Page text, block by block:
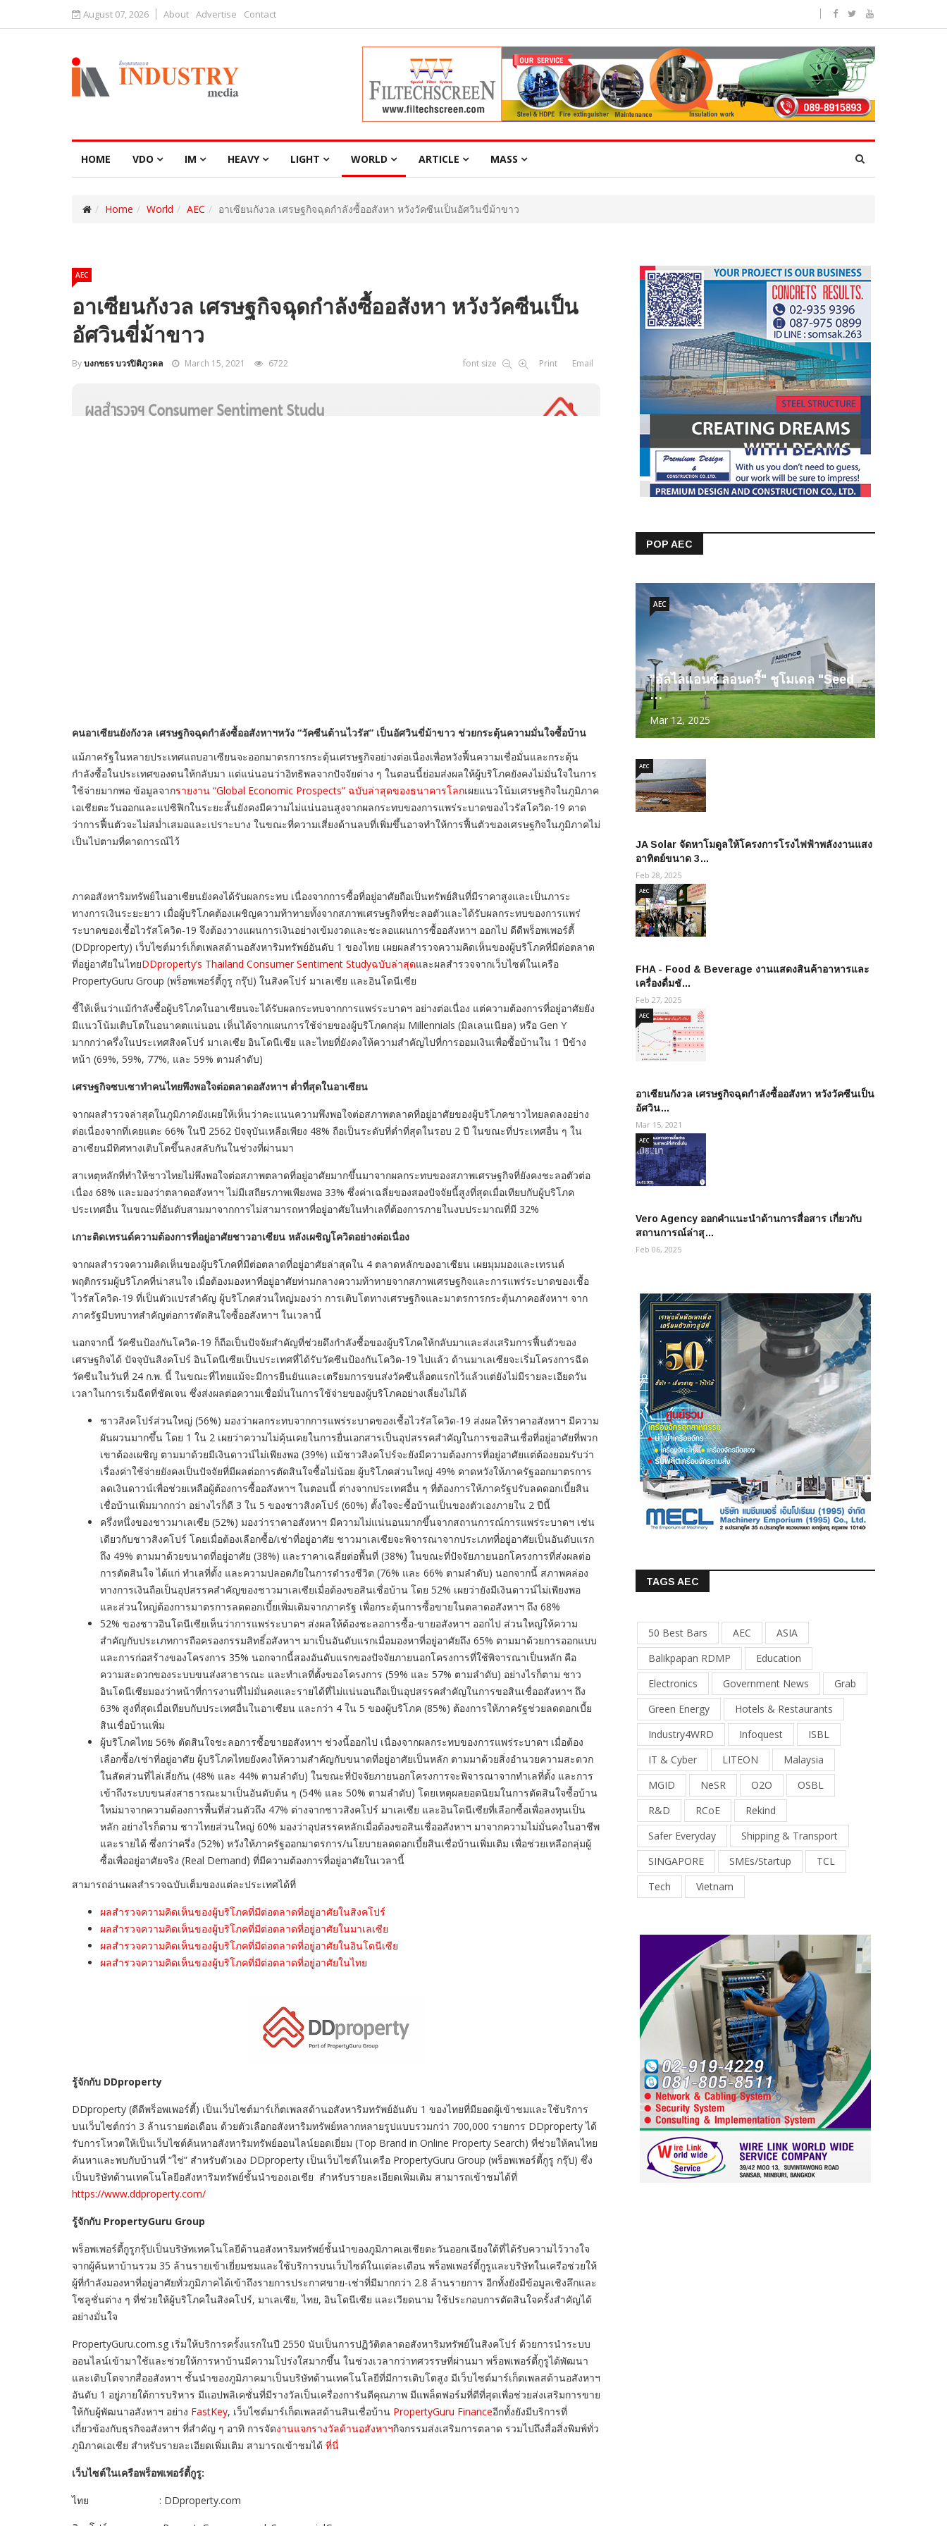
August 07, 2026 About Advertise Contact
HOME VDO IM HEAVY LIGHT WORLD ARTICLE MASS
Home World AEC อาเซียนกังวล เศรษฐกิจฉุดกำลังซื้ออสังหา หวังวัคซีนเป็นอัศวินขี่ม้าขาว
AEC
อาเซียนกังวล เศรษฐกิจฉุดกำลังซื้ออสังหา หวังวัคซีนเป็น
อัศวินขี่ม้าขาว
Byบงกชธร บวรปิติภูวดล March 15, 2021 6722 font size Print Email
คนอาเซียนยังกังวล เศรษฐกิจฉุดกำลังซื้ออสังหาฯหวัง “วัคซีนต้านไวรัส” เป็นอัศวินขี่ม้าขาว ช่วยกระตุ้นความมั่นใจซื้อบ้าน
แม้ภาครัฐในหลายประเทศแถบอาเซียนจะออกมาตรการกระตุ้นเศรษฐกิจอย่างต่อเนื่องเพื่อหวังฟื้นความเชื่อมั่นและกระตุ้น
กำลังซื้อในประเทศของตนให้กลับมา แต่แน่นอนว่าอิทธิพลจากปัจจัยต่าง ๆ ในตอนนี้ย่อมส่งผลให้ผู้บริโภคยังคงไม่มั่นใจในการ
ใช้จ่ายมากพอ ข้อมูลจากรายงาน “Global Economic Prospects” ฉบับล่าสุดของธนาคารโลกเผยแนวโน้มเศรษฐกิจในภูมิภาค
เอเชียตะวันออกและแปซิฟิกในระยะสั้นยังคงมีความไม่แน่นอนสูงจากผลกระทบของการแพร่ระบาดของไวรัสโควิด-19 คาด
ว่าการฟื้นตัวจะไม่สม่ำเสมอและเปราะบาง ในขณะที่ความเสี่ยงด้านลบที่เพิ่มขึ้นอาจทำให้การฟื้นตัวของเศรษฐกิจในภูมิภาคไม่
เป็นไปตามที่คาดการณ์ไว้
ภาคอสังหาริมทรัพย์ในอาเซียนยังคงได้รับผลกระทบ เนื่องจากการซื้อที่อยู่อาศัยถือเป็นทรัพย์สินที่มีราคาสูงและเป็นภาระ
ทางการเงินระยะยาว เมื่อผู้บริโภคต้องเผชิญความท้าทายทั้งจากสภาพเศรษฐกิจที่ชะลอตัวและได้รับผลกระทบของการแพร่
ระบาดของเชื้อไวรัสโควิด-19 จึงต้องวางแผนการเงินอย่างเข้มงวดและชะลอแผนการซื้ออสังหาฯ ออกไป ดีดีพร็อพเพอร์ตี้
(DDproperty) เว็บไซต์มาร์เก็ตเพลสด้านอสังหาริมทรัพย์อันดับ 1 ของไทย เผยผลสำรวจความคิดเห็นของผู้บริโภคที่มีต่อตลาด
ที่อยู่อาศัยในไทยDDproperty’s Thailand Consumer Sentiment Studyฉบับล่าสุดและผลสำรวจจากเว็บไซต์ในเครือ
PropertyGuru Group (พร็อพเพอร์ตี้กูรู กรุ๊ป) ในสิงคโปร์ มาเลเซีย และอินโดนีเซีย
ชี้ให้เห็นว่าแม้กำลังซื้อผู้บริโภคในอาเซียนจะได้รับผลกระทบจากการแพร่ระบาดฯ อย่างต่อเนื่อง แต่ความต้องการที่อยู่อาศัยยัง
มีแนวโน้มเติบโตในอนาคตแน่นอน เห็นได้จากแผนการใช้จ่ายของผู้บริโภคกลุ่ม Millennials (มิลเลนเนียล) หรือ Gen Y
มากกว่าครึ่งในประเทศสิงคโปร์ มาเลเซีย อินโดนีเซีย และไทยที่ยังคงให้ความสำคัญไปที่การออมเงินเพื่อซื้อบ้านใน 1 ปีข้าง
หน้า (69%, 59%, 77%, และ 59% ตามลำดับ)
เศรษฐกิจซบเซาทำคนไทยพึงพอใจต่อตลาดอสังหาฯ ต่ำที่สุดในอาเซียน
จากผลสำรวจล่าสุดในภูมิภาคยังเผยให้เห็นว่าคะแนนความพึงพอใจต่อสภาพตลาดที่อยู่อาศัยของผู้บริโภคชาวไทยลดลงอย่าง
ต่อเนื่องจากที่เคยแตะ 66% ในปี 2562 ปัจจุบันเหลือเพียง 48% ถือเป็นระดับที่ต่ำที่สุดในรอบ 2 ปี ในขณะที่ประเทศอื่น ๆ ใน
อาเซียนมีทิศทางเติบโตขึ้นลงสลับกันในช่วงที่ผ่านมา
สาเหตุหลักที่ทำให้ชาวไทยไม่พึงพอใจต่อสภาพตลาดที่อยู่อาศัยมากขึ้นมาจากผลกระทบของสภาพเศรษฐกิจที่ยังคงชะลอตัวต่อ
เนื่อง 68% และมองว่าตลาดอสังหาฯ ไม่มีเสถียรภาพเพียงพอ 33% ซึ่งค่าเฉลี่ยของสองปัจจัยนี้สูงที่สุดเมื่อเทียบกับผู้บริโภค
ประเทศอื่น ในขณะที่อันดับสามมาจากการไม่สามารถหาที่อยู่อาศัยในทำเลที่ต้องการภายในงบประมาณที่มี 32%
เกาะติดเทรนด์ความต้องการที่อยู่อาศัยชาวอาเซียน หลังเผชิญโควิดอย่างต่อเนื่อง
จากผลสำรวจความคิดเห็นของผู้บริโภคที่มีต่อตลาดที่อยู่อาศัยล่าสุดใน 4 ตลาดหลักของอาเซียน เผยมุมมองและเทรนด์
พฤติกรรมผู้บริโภคที่น่าสนใจ เมื่อต้องมองหาที่อยู่อาศัยท่ามกลางความท้าทายจากสภาพเศรษฐกิจและการแพร่ระบาดของเชื้อ
ไวรัสโควิด-19 ที่เป็นตัวแปรสำคัญ ผู้บริโภคส่วนใหญ่มองว่า การเติบโตทางเศรษฐกิจและมาตรการกระตุ้นภาคอสังหาฯ จาก
ภาครัฐมีบทบาทสำคัญต่อการตัดสินใจซื้ออสังหาฯ ในเวลานี้
นอกจากนี้ วัคซีนป้องกันโควิด-19 ก็ถือเป็นปัจจัยสำคัญที่ช่วยดึงกำลังซื้อของผู้บริโภคให้กลับมาและส่งเสริมการฟื้นตัวของ
เศรษฐกิจได้ ปัจจุบันสิงคโปร์ อินโดนีเซียเป็นประเทศที่ได้รับวัคซีนป้องกันโควิด-19 ไปแล้ว ด้านมาเลเซียจะเริ่มโครงการฉีด
วัคซีนในวันที่ 24 ก.พ. นี้ ในขณะที่ไทยแม้จะมีการยืนยันและเตรียมการขนส่งวัคซีนล็อตแรกไว้แล้วแต่ยังไม่มีรายละเอียดวัน
เวลาในการเริ่มฉีดที่ชัดเจน ซึ่งส่งผลต่อความเชื่อมั่นในการใช้จ่ายของผู้บริโภคอย่างเลี่ยงไม่ได้
ชาวสิงคโปร์ส่วนใหญ่ (56%) มองว่าผลกระทบจากการแพร่ระบาดของเชื้อไวรัสโควิด-19 ส่งผลให้ราคาอสังหาฯ มีความ
ผันผวนมากขึ้น โดย 1 ใน 2 เผยว่าความไม่คุ้นเคยในการยื่นเอกสารเป็นอุปสรรคสำคัญในการขอสินเชื่อที่อยู่อาศัยที่พวก
เขาต้องเผชิญ ตามมาด้วยมีเงินดาวน์ไม่เพียงพอ (39%) แม้ชาวสิงคโปร์จะยังมีความต้องการที่อยู่อาศัยแต่ต้องยอมรับว่า
เรื่องค่าใช้จ่ายยังคงเป็นปัจจัยที่มีผลต่อการตัดสินใจซื้อไม่น้อย ผู้บริโภคส่วนใหญ่ 49% คาดหวังให้ภาครัฐออกมาตรการ
ลดเงินดาวน์เพื่อช่วยเหลือผู้ต้องการซื้ออสังหาฯ ในตอนนี้ ต่างจากประเทศอื่น ๆ ที่ต้องการให้ภาครัฐปรับลดดอกเบี้ยสิน
เชื่อบ้านเพิ่มมากกว่า อย่างไรก็ดี 3 ใน 5 ของชาวสิงคโปร์ (60%) ตั้งใจจะซื้อบ้านเป็นของตัวเองภายใน 2 ปีนี้
ครึ่งหนึ่งของชาวมาเลเซีย (52%) มองว่าราคาอสังหาฯ มีความไม่แน่นอนมากขึ้นจากสถานการณ์การแพร่ระบาดฯ เช่น
เดียวกับชาวสิงคโปร์ โดยเมื่อต้องเลือกซื้อ/เช่าที่อยู่อาศัย ชาวมาเลเซียจะพิจารณาจากประเภทที่อยู่อาศัยเป็นอันดับแรก
ถึง 49% ตามมาด้วยขนาดที่อยู่อาศัย (38%) และราคาเฉลี่ยต่อพื้นที่ (38%) ในขณะที่ปัจจัยภายนอกโครงการที่ส่งผลต่อ
การตัดสินใจ ได้แก่ ทำเลที่ตั้ง และความปลอดภัยในการดำรงชีวิต (76% และ 66% ตามลำดับ) นอกจากนี้ สภาพคล่อง
ทางการเงินถือเป็นอุปสรรคสำคัญของชาวมาเลเซียเมื่อต้องขอสินเชื่อบ้าน โดย 52% เผยว่ายังมีเงินดาวน์ไม่เพียงพอ
และส่วนใหญ่ต้องการมาตรการลดดอกเบี้ยเพิ่มเติมจากภาครัฐ เพื่อกระตุ้นการซื้อขายในตลาดอสังหาฯ ถึง 68%
52% ของชาวอินโดนีเซียเห็นว่าการแพร่ระบาดฯ ส่งผลให้ต้องชะลอการซื้อ-ขายอสังหาฯ ออกไป ส่วนใหญ่ให้ความ
สำคัญกับประเภทการถือครองกรรมสิทธิ์อสังหาฯ มาเป็นอันดับแรกเมื่อมองหาที่อยู่อาศัยถึง 65% ตามมาด้วยการออกแบบ
และการก่อสร้างของโครงการ 35% นอกจากนี้สองอันดับแรกของปัจจัยภายนอกโครงการที่ใช้พิจารณาเป็นหลัก คือ
ความสะดวกของระบบขนส่งสาธารณะ และทำเลที่ตั้งของโครงการ (59% และ 57% ตามลำดับ) อย่างไรก็ตาม ชาว
อินโดนีเซียมองว่าหน้าที่การงานที่ไม่มั่นคงและรายได้ที่ไม่แน่นอนถือเป็นอุปสรรคสำคัญในการขอสินเชื่ออสังหาฯ ถึง
63% สูงที่สุดเมื่อเทียบกับประเทศอื่นในอาเซียน และกว่า 4 ใน 5 ของผู้บริโภค (85%) ต้องการให้ภาครัฐช่วยลดดอกเบี้ย
สินเชื่อบ้านเพิ่ม
ผู้บริโภคไทย 56% ตัดสินใจชะลอการซื้อขายอสังหาฯ ช่วงนี้ออกไป เนื่องจากผลกระทบของการแพร่ระบาดฯ เมื่อต้อง
เลือกซื้อ/เช่าที่อยู่อาศัย ผู้บริโภคไทยยังคงให้ความสำคัญกับขนาดที่อยู่อาศัยเป็นหลัก ตามมาด้วยสิ่งอำนวยความสะดวก
ในสัดส่วนที่ไล่เลี่ยกัน (48% และ 44% ตามลำดับ) ในขณะที่ปัจจัยภายนอกโครงการจะพิจารณาจากทำเลที่ตั้ง และการ
เข้าถึงระบบขนส่งสาธารณะมาเป็นอันดับต้น ๆ (54% และ 50% ตามลำดับ) โดยเหตุผลยอดนิยมในการตัดสินใจซื้อบ้าน
ใหม่มาจากความต้องการพื้นที่ส่วนตัวถึง 47% ต่างจากชาวสิงคโปร์ มาเลเซีย และอินโดนีเซียที่เลือกซื้อเพื่อลงทุนเป็น
หลัก อย่างไรก็ตาม ชาวไทยส่วนใหญ่ 60% มองว่าอุปสรรคหลักเมื่อต้องขอสินเชื่ออสังหาฯ มาจากความไม่มั่นคงในอาชีพ
และรายได้ ซึ่งกว่าครึ่ง (52%) หวังให้ภาครัฐออกมาตรการ/นโยบายลดดอกเบี้ยสินเชื่อบ้านเพิ่มเติม เพื่อช่วยเหลือกลุ่มผู้
ซื้อเพื่ออยู่อาศัยจริง (Real Demand) ที่มีความต้องการที่อยู่อาศัยในเวลานี้
สามารถอ่านผลสำรวจฉบับเต็มของแต่ละประเทศได้ที่
ผลสำรวจความคิดเห็นของผู้บริโภคที่มีต่อตลาดที่อยู่อาศัยในสิงคโปร์
ผลสำรวจความคิดเห็นของผู้บริโภคที่มีต่อตลาดที่อยู่อาศัยในมาเลเซีย
ผลสำรวจความคิดเห็นของผู้บริโภคที่มีต่อตลาดที่อยู่อาศัยในอินโดนีเซีย
ผลสำรวจความคิดเห็นของผู้บริโภคที่มีต่อตลาดที่อยู่อาศัยในไทย
รู้จักกับ DDproperty
DDproperty (ดีดีพร็อพเพอร์ตี้) เป็นเว็บไซต์มาร์เก็ตเพลสด้านอสังหาริมทรัพย์อันดับ 1 ของไทยที่มียอดผู้เข้าชมและใช้บริการ
บนเว็บไซต์กว่า 3 ล้านรายต่อเดือน ด้วยตัวเลือกอสังหาริมทรัพย์หลากหลายรูปแบบรวมกว่า 700,000 รายการ DDproperty ได้
รับการโหวตให้เป็นเว็บไซต์ค้นหาอสังหาริมทรัพย์ออนไลน์ยอดเยี่ยม (Top Brand in Online Property Search) ที่ช่วยให้คนไทย
ค้นหาและพบกับบ้านที่ “ใช่” สำหรับตัวเอง DDproperty เป็นเว็บไซต์ในเครือ PropertyGuru Group (พร็อพเพอร์ตี้กูรู กรุ๊ป) ซึ่ง
เป็นบริษัทด้านเทคโนโลยีอสังหาริมทรัพย์ชั้นนำของเอเชีย สำหรับรายละเอียดเพิ่มเติม สามารถเข้าชมได้ที่
https://www.ddproperty.com/
รู้จักกับ PropertyGuru Group
พร็อพเพอร์ตี้กูรูกรุ๊ปเป็นบริษัทเทคโนโลยีด้านอสังหาริมทรัพย์ชั้นนำของภูมิภาคเอเชียตะวันออกเฉียงใต้ที่ได้รับความไว้วางใจ
จากผู้ค้นหาบ้านรวม 35 ล้านรายเข้าเยี่ยมชมและใช้บริการบนเว็บไซต์ในแต่ละเดือน พร็อพเพอร์ตี้กูรูและบริษัทในเครือช่วยให้
ผู้ที่กำลังมองหาที่อยู่อาศัยทั่วภูมิภาคได้เข้าถึงรายการประกาศขาย-เช่าที่มีมากกว่า 2.8 ล้านรายการ อีกทั้งยังมีข้อมูลเชิงลึกและ
โซลูชั่นต่าง ๆ ที่ช่วยให้ผู้บริโภคในสิงคโปร์, มาเลเซีย, ไทย, อินโดนีเซีย และเวียดนาม ใช้ประกอบการตัดสินใจครั้งสำคัญได้
อย่างมั่นใจ
PropertyGuru.com.sg เริ่มให้บริการครั้งแรกในปี 2550 นับเป็นการปฏิวัติตลาดอสังหาริมทรัพย์ในสิงคโปร์ ด้วยการนำระบบ
ออนไลน์เข้ามาใช้และช่วยให้การหาบ้านมีความโปร่งใสมากขึ้น ในช่วงเวลากว่าทศวรรษที่ผ่านมา พร็อพเพอร์ตี้กูรูได้พัฒนา
และเติบโตจากสื่ออสังหาฯ ชั้นนำของภูมิภาคมาเป็นบริษัทด้านเทคโนโลยีที่มีการเติบโตสูง มีเว็บไซต์มาร์เก็ตเพลสด้านอสังหาฯ
อันดับ 1 อยู่ภายใต้การบริหาร มีแอปพลิเคชั่นที่มีรางวัลเป็นเครื่องการันตีคุณภาพ มีแพล็ตฟอร์มที่ดีที่สุดเพื่อช่วยส่งเสริมการขาย
ให้กับผู้พัฒนาอสังหาฯ อย่าง FastKey, เว็บไซต์มาร์เก็ตเพลสด้านสินเชื่อบ้าน PropertyGuru Financeอีกทั้งยังมีบริการที่
เกี่ยวข้องกับธุรกิจอสังหาฯ ที่สำคัญ ๆ อาทิ การจัดงานแจกรางวัลด้านอสังหาฯกิจกรรมส่งเสริมการตลาด รวมไปถึงสื่อสิ่งพิมพ์ทั่ว
ภูมิภาคเอเชีย สำหรับรายละเอียดเพิ่มเติม สามารถเข้าชมได้ ที่นี่
เว็บไซต์ในเครือพร็อพเพอร์ตี้กูรู:
ไทย : DDproperty.com
POP AEC
"อัลไลแอนซ์ ลอนดรี้" ชูโมเดล "Seed
…
Mar 12, 2025
AEC
JA Solar จัดหาโมดูลให้โครงการโรงไฟฟ้าพลังงานแสง
อาทิตย์ขนาด 3…
AEC
Feb 28, 2025
FHA - Food & Beverage งานแสดงสินค้าอาหารและ
เครื่องดื่มชั…
AEC
Feb 27, 2025
อาเซียนกังวล เศรษฐกิจฉุดกำลังซื้ออสังหา หวังวัคซีนเป็น
อัศวิน…
AEC
Mar 15, 2021
Vero Agency ออกคำแนะนำด้านการสื่อสาร เกี่ยวกับ
สถานการณ์ล่าสุ…
AEC
Feb 06, 2025
TAGS AEC
50 Best Bars AEC
ASIA
Balikpapan RDMP
Education
Electronics
Government News
Grab
Green Energy
Hotels & Restaurants
Industry4WRD
Infoquest
ISBL
IT & Cyber
LITEON
Malaysia
MGID
NeSR O2O
OSBL
R&D
RCoE
Rekind
Safer Everyday
Shipping & Transport
SINGAPORE
SMEs/Startup
TCL
Tech
Vietnam